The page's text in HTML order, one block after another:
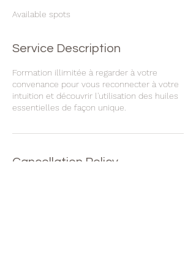
Available spots
Service Description
Formation illimitée à regarder à votre
convenance pour vous reconnecter à votre
intuition et découvrir l'utilisation des huiles
essentielles de façon unique.
Cancellation Policy